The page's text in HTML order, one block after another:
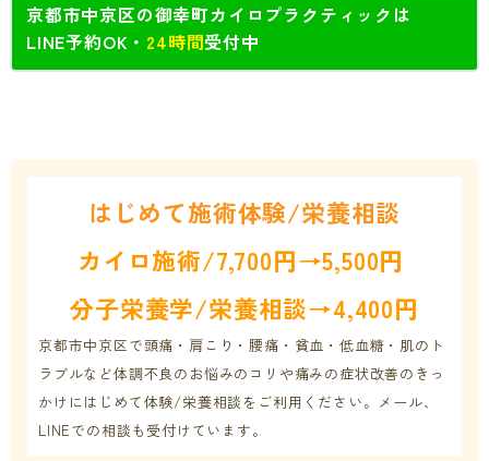
京都市中京区の御幸町カイロプラクティックは
LINE予約OK・ 24時間受付中
はじめて施術体験/栄養相談
カイロ施術/7,700円→5,500円
分子栄養学/栄養相談→4,400円
京都市中京区で頭痛・肩こり・腰痛・貧血・低血糖・肌のト
ラブルなど体調不良の お悩みのコリや痛みの症状改善のきっ
かけにはじめて体験/栄養相談をご利用ください。メール、
LINEでの相談も受付けています。